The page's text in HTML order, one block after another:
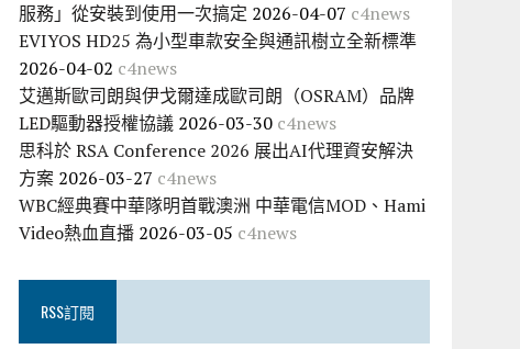
服務」從安裝到使用一次搞定 2026-04-07 c4news
EVIYOS HD25 為小型車款安全與通訊樹立全新標準
2026-04-02 c4news
艾邁斯歐司朗與伊戈爾達成歐司朗（OSRAM）品牌
LED驅動器授權協議 2026-03-30 c4news
思科於 RSA Conference 2026 展出AI代理資安解決
方案 2026-03-27 c4news
WBC經典賽中華隊明首戰澳洲 中華電信MOD、Hami
Video熱血直播 2026-03-05 c4news
RSS訂閱